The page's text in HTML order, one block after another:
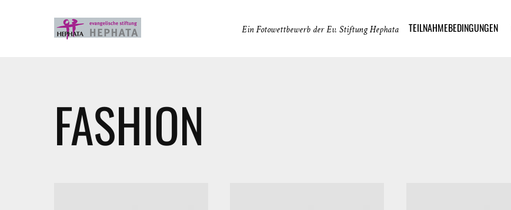
Ein Fotowettbewerb der Ev. Stiftung Hephata TEILNAHMEBEDINGUNGEN
FASHION